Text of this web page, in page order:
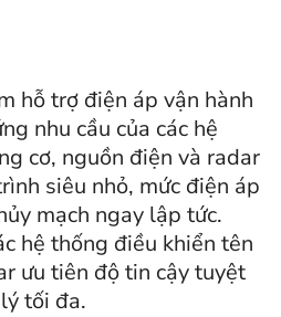
hỗ trợ điện áp vận hành
nhu cầu của các hệ
cơ, nguồn điện và radar
siêu nhỏ, mức điện áp
mạch ngay lập tức.
hệ thống điều khiển tên
ưu tiên độ tin cậy tuyệt
tối đa.